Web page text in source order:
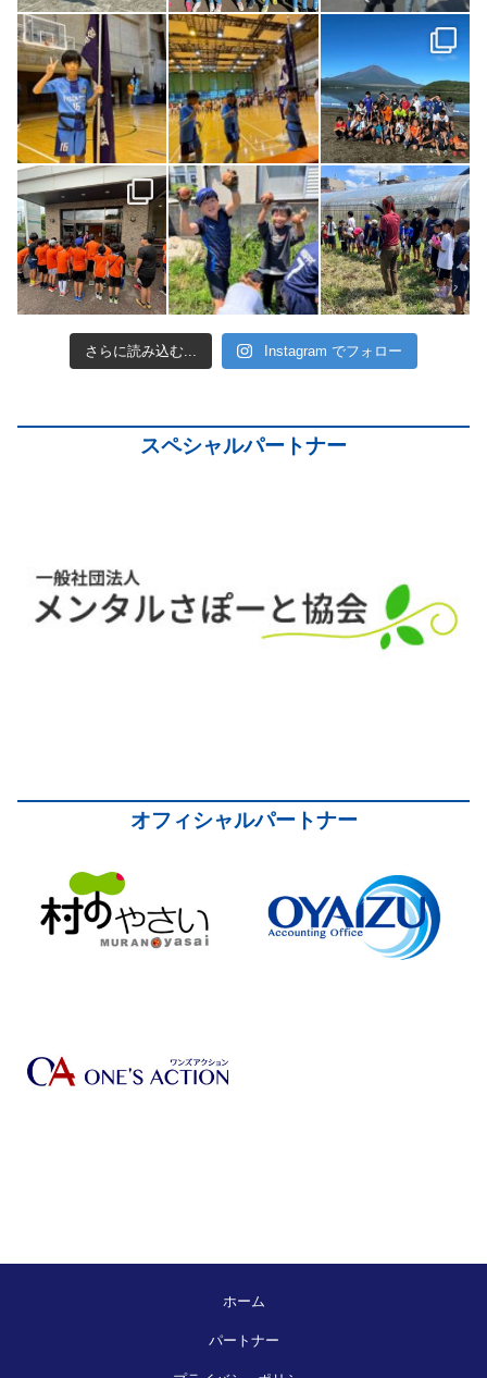
さらに読み込む... Instagram でフォロー
スペシャルパートナー
オフィシャルパートナー
ホーム
パートナー